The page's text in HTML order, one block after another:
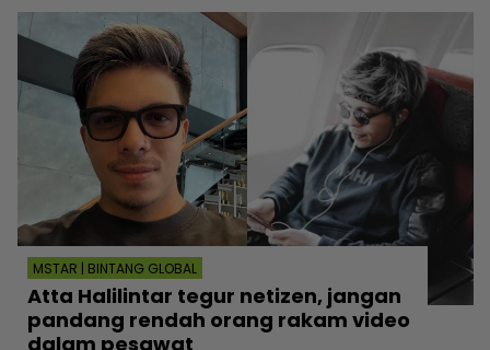
MSTAR | BINTANG GLOBAL
Atta Halilintar tegur netizen, jangan
pandang rendah orang rakam video
dalam pesawat